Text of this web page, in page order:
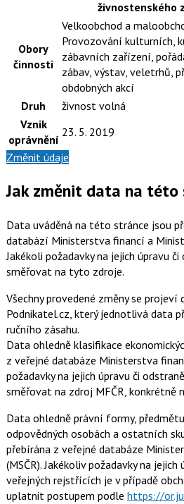
živnostenského
Obory
činnosti
Velkoobchod a
Provozování kulturních,
zábavních zařízení,
zábav, výstav, veletrhů,
obdobných akcí
Druh
živnost volná
Vznik
oprávnění
23. 5. 2019
Změnit údaje
Jak změnit data na této
Data uváděná na této stránce jsou
databází Ministerstva financí a
Jakékoli požadavky na jejich úpravu
směřovat na tyto zdroje.
Všechny provedené změny se projeví
Podnikatel.cz, který jednotlivá data
ručního zásahu.
Data ohledně klasifikace
z veřejné databáze Ministerstva
požadavky na jejich úpravu či
směřovat na zdroj MFČR, konkrétně
Data ohledně právní formy,
odpovědných osobách a ostatních
přebírána z veřejné databáze
(MSČR). Jakékoliv požadavky na
veřejných rejstřících je v případě
uplatnit postupem podle https://